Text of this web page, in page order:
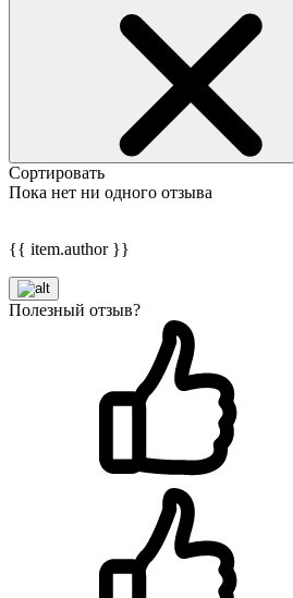
Сортировать
Пока нет ни одного отзыва
{{ item.author }}
Полезный отзыв?